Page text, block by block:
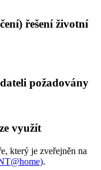
řešení životní
požadovány
využít
který je zveřejněn na
.